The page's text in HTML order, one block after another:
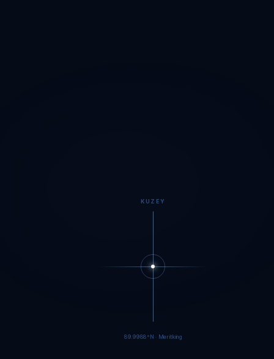
KUZEY
89.9986°N · Meritking